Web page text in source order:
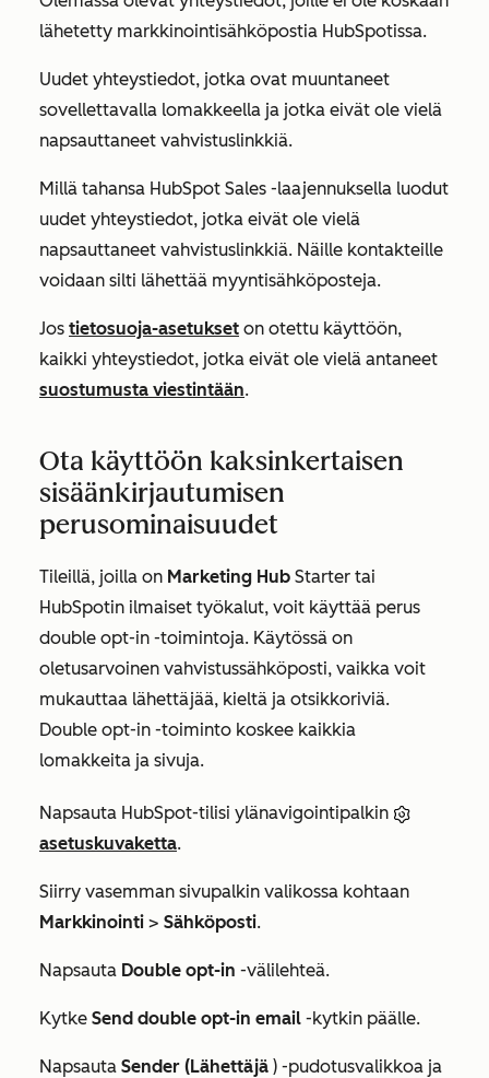
lähetetty markkinointisähköpostia HubSpotissa.
Uudet yhteystiedot, jotka ovat muuntaneet
sovellettavalla lomakkeella ja jotka eivät ole vielä
napsauttaneet vahvistuslinkkiä.
Millä tahansa HubSpot Sales -laajennuksella luodut
uudet yhteystiedot, jotka eivät ole vielä
napsauttaneet vahvistuslinkkiä. Näille kontakteille
voidaan silti lähettää myyntisähköposteja.
Jos tietosuoja-asetukset on otettu käyttöön,
kaikki yhteystiedot, jotka eivät ole vielä antaneet
suostumusta viestintään.
Ota käyttöön kaksinkertaisen
sisäänkirjautumisen
perusominaisuudet
Tileillä, joilla on Marketing Hub Starter tai
HubSpotin ilmaiset työkalut, voit käyttää perus
double opt-in -toimintoja. Käytössä on
oletusarvoinen vahvistussähköposti, vaikka voit
mukauttaa lähettäjää, kieltä ja otsikkoriviä.
Double opt-in -toiminto koskee kaikkia
lomakkeita ja sivuja.
Napsauta HubSpot-tilisi ylänavigointipalkin
asetuskuvaketta.
Siirry vasemman sivupalkin valikossa kohtaan
Markkinointi > Sähköposti.
Napsauta Double opt-in -välilehteä.
Kytke Send double opt-in email -kytkin päälle.
Napsauta Sender (Lähettäjä ) -pudotusvalikkoa ja